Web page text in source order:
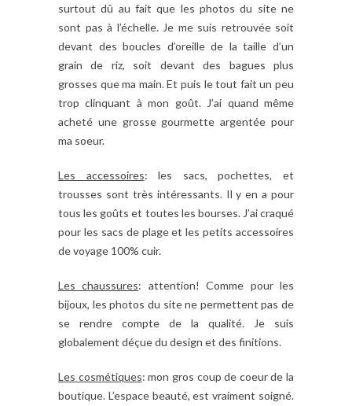
surtout dû au fait que les photos du site ne
sont pas à l’échelle. Je me suis retrouvée soit
devant des boucles d’oreille de la taille d’un
grain de riz, soit devant des bagues plus
grosses que ma main. Et puis le tout fait un peu
trop clinquant à mon goût. J’ai quand même
acheté une grosse gourmette argentée pour
ma soeur.
Les accessoires: les sacs, pochettes, et
trousses sont très intéressants. Il y en a pour
tous les goûts et toutes les bourses. J’ai craqué
pour les sacs de plage et les petits accessoires
de voyage 100% cuir.
Les chaussures: attention! Comme pour les
bijoux, les photos du site ne permettent pas de
se rendre compte de la qualité. Je suis
globalement déçue du design et des finitions.
Les cosmétiques: mon gros coup de coeur de la
boutique. L’espace beauté, est vraiment soigné.